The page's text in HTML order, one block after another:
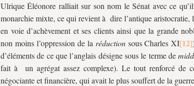
Ulrique Éléonore ralliait sur son nom le Sénat avec ce
monarchie mixte, ce qui revient à dire l’antique aristocratie,
en voie d’achèvement et ses clients ainsi que la grande
non moins l’oppression de la réductionsous Charles XI
d’éléments de ce que l’anglais désigne sous le terme de
fait à un agrégat assez complexe). Le tout renforcé de
négociante et financière, qui avait le plus souffert de la